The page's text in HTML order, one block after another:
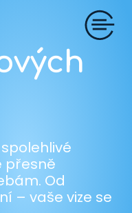
přesně
Od
– vaše vize se